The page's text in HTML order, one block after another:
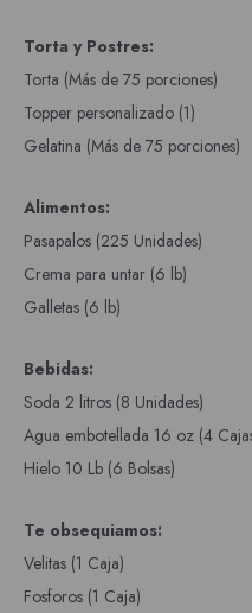
Torta y Postres:
Torta (Más de 75 porciones)
Topper personalizado (1)
Gelatina (Más de 75 porciones)
Alimentos:
Pasapalos (225 Unidades)
Crema para untar (6 lb)
Galletas (6 lb)
Bebidas:
Soda 2 litros (8 Unidades)
Agua embotellada 16 oz (4
Hielo 10 Lb (6 Bolsas)
Te obsequiamos:
Velitas (1 Caja)
Fosforos (1 Caja)